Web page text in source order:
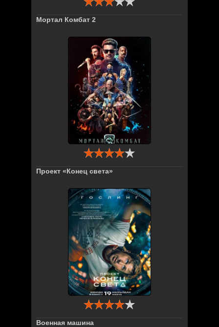
Мортал Комбат 2
Проект «Конец света»
Военная машина